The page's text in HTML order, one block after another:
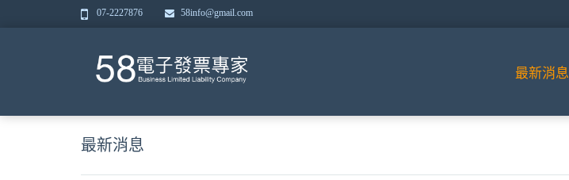
07-2227876 58info@gmail.com
最新消息
最新消息